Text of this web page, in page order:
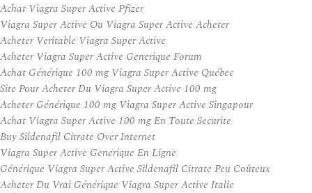
Achat Viagra Super Active Pfizer
Viagra Super Active Ou Viagra Super Active Acheter
Acheter Veritable Viagra Super Active
Acheter Viagra Super Active Generique Forum
Achat Générique 100 mg Viagra Super Active Québec
Site Pour Acheter Du Viagra Super Active 100 mg
Acheter Générique 100 mg Viagra Super Active Singapour
Achat Viagra Super Active 100 mg En Toute Securite
Buy Sildenafil Citrate Over Internet
Viagra Super Active Generique En Ligne
Générique Viagra Super Active Sildenafil Citrate Peu Coûteux
Acheter Du Vrai Générique Viagra Super Active Italie